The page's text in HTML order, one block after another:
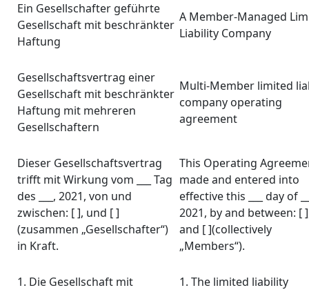
Ein Gesellschafter geführte
Gesellschaft mit beschränkter
Haftung
A Member-Managed
Liability Company
Gesellschaftsvertrag einer
Gesellschaft mit beschränkter
Haftung mit mehreren
Gesellschaftern
Multi-Member limited
company operating
agreement
Dieser Gesellschaftsvertrag
trifft mit Wirkung vom ___ Tag
des ___, 2021, von und
zwischen: [ ], und [ ]
(zusammen „Gesellschafter“)
in Kraft.
This Operating
made and entered into
effective this ___ day of
2021, by and between: [
and [ ](collectively
„Members“).
1. Die Gesellschaft mit
1. The limited liability